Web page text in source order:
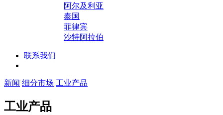
阿尔及利亚
泰国
菲律宾
沙特阿拉伯
联系我们
新闻 细分市场 工业产品
工业产品